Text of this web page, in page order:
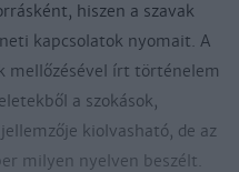
hiszen a szavak
kapcsolatok nyomait. A
mellőzésével írt történelem
a szokások,
kiolvasható, de az
milyen nyelven beszélt.